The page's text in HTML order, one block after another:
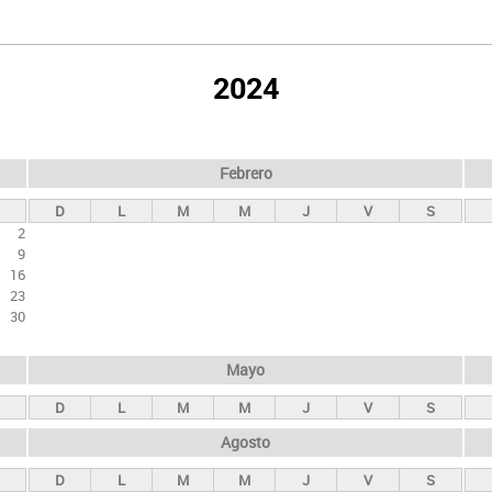
2024
2
9
16
23
30
Febrero
D L M M J V S
Mayo
D L M M J V S
Agosto
D L M M J V S